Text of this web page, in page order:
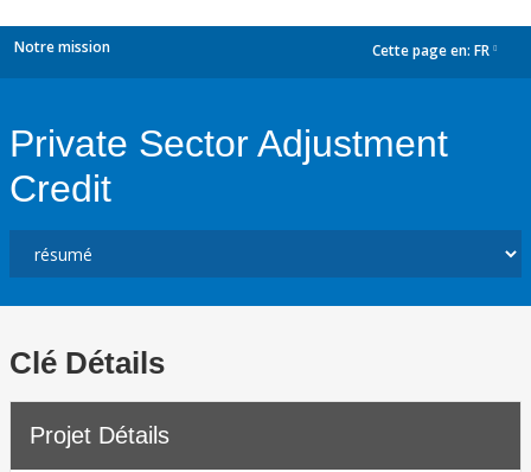
Notre mission Cette page en: FR
Private Sector Adjustment
Credit
Clé Détails
Projet Détails